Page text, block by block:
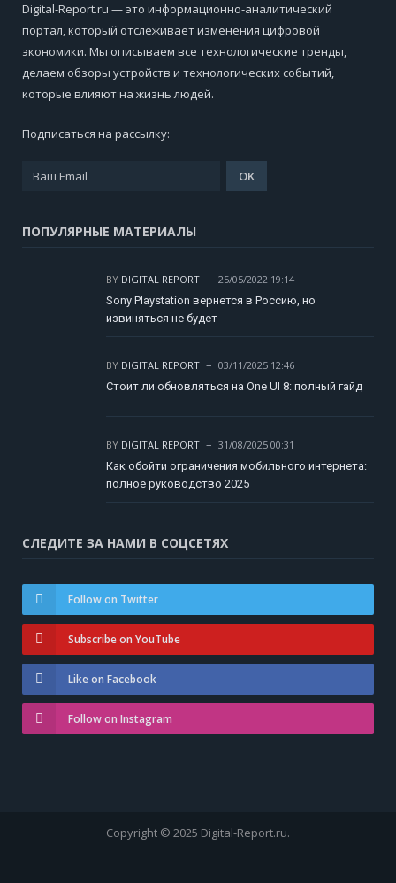
Digital-Report.ru — это информационно-аналитический
портал, который отслеживает изменения цифровой
экономики. Мы описываем все технологические тренды,
делаем обзоры устройств и технологических событий,
которые влияют на жизнь людей.
Подписаться на рассылку:
ПОПУЛЯРНЫЕ МАТЕРИАЛЫ
BY DIGITAL REPORT
25/05/2022 19:14
Sony Playstation вернется в Россию, но
извиняться не будет
BY DIGITAL REPORT
03/11/2025 12:46
Стоит ли обновляться на One UI 8: полный гайд
BY DIGITAL REPORT
31/08/2025 00:31
Как обойти ограничения мобильного интернета:
полное руководство 2025
СЛЕДИТЕ ЗА НАМИ В СОЦСЕТЯХ
Follow on Twitter
Subscribe on YouTube
Like on Facebook
Follow on Instagram
Copyright © 2025 Digital-Report.ru.